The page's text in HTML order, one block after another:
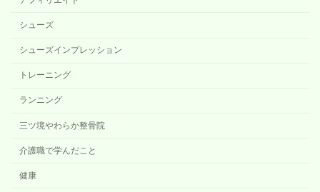
シューズ
シューズインプレッション
トレーニング
ランニング
三ツ境やわらか整骨院
介護職で学んだこと
健康